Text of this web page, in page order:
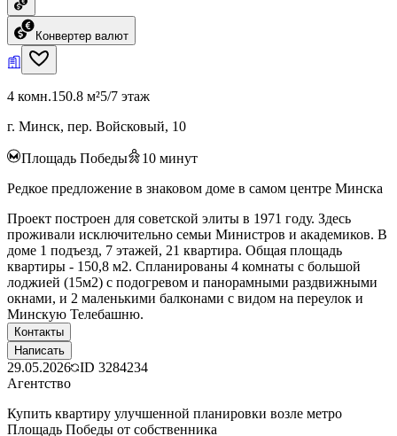
Конвертер валют
4 комн.150.8 м²5/7 этаж
г. Минск, пер. Войсковый, 10
Площадь Победы 10 минут
Редкое предложение в знаковом доме в самом центре Минска
Проект построен для советской элиты в 1971 году. Здесь
проживали исключительно семьи Министров и академиков. В
доме 1 подъезд, 7 этажей, 21 квартира. Общая площадь
квартиры - 150,8 м2. Спланированы 4 комнаты с большой
лоджией (15м2) c подогревом и панорамными раздвижными
окнами, и 2 маленькими балконами с видом на переулок и
Минскую Телебашню.
Контакты
Написать
29.05.2026 ID 3284234
Агентство
Купить квартиру улучшенной планировки возле метро
Площадь Победы от собственника